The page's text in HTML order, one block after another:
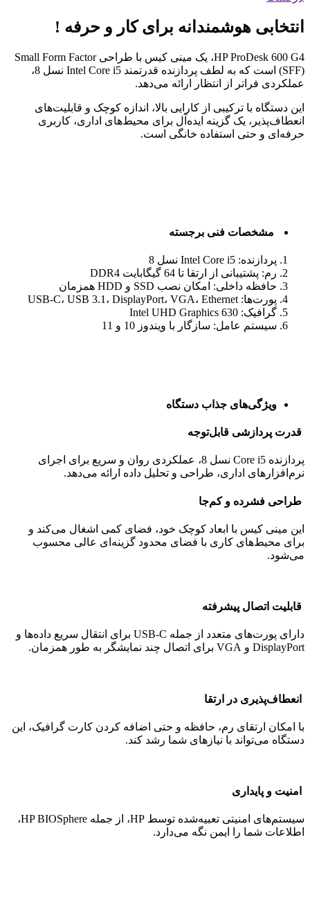
انتخابی هوشمندانه برای کار و حرفه !
HP ProDesk 600 G4، یک مینی کیس با طراحی Small Form Factor
(SFF) است که به لطف پردازنده قدرتمند Intel Core i5 نسل 8،
عملکردی فراتر از انتظار ارائه می‌دهد.
این دستگاه با ترکیبی از کارایی بالا، اندازه کوچک و قابلیت‌های
انعطاف‌پذیر، یک گزینه ایده‌آل برای محیط‌های اداری، کاربری
حرفه‌ای و حتی استفاده خانگی است.
مشخصات فنی برجسته
پردازنده: Intel Core i5 نسل 8
رم: پشتیبانی از ارتقا تا 64 گیگابایت DDR4
حافظه داخلی: امکان نصب SSD و HDD همزمان
پورت‌ها: USB-C، USB 3.1، DisplayPort، VGA، Ethernet
گرافیک: Intel UHD Graphics 630
سیستم عامل: سازگار با ویندوز 10 و 11
ویژگی‌های جذاب دستگاه
قدرت پردازشی قابل‌توجه
پردازنده Core i5 نسل 8، عملکردی روان و سریع برای اجرای
نرم‌افزارهای اداری، طراحی و تحلیل داده ارائه می‌دهد.
طراحی فشرده و کم‌جا
این مینی کیس با ابعاد کوچک خود، فضای کمی اشغال می‌کند و
برای محیط‌های کاری با فضای محدود گزینه‌ای عالی محسوب
می‌شود.
قابلیت اتصال پیشرفته
دارای پورت‌های متعدد از جمله USB-C برای انتقال سریع داده‌ها و
DisplayPort و VGA برای اتصال چند نمایشگر به طور همزمان.
انعطاف‌پذیری در ارتقا
با امکان ارتقای رم، حافظه و حتی اضافه کردن کارت گرافیک، این
دستگاه می‌تواند با نیازهای شما رشد کند.
امنیت و پایداری
سیستم‌های امنیتی تعبیه‌شده توسط HP، از جمله HP BIOSphere،
اطلاعات شما را ایمن نگه می‌دارد.